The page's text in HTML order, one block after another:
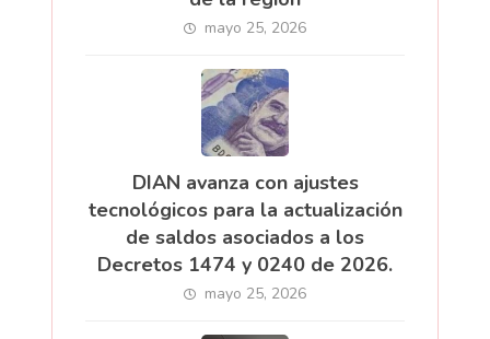
mayo 25, 2026
DIAN avanza con ajustes
tecnológicos para la actualización
de saldos asociados a los
Decretos 1474 y 0240 de 2026.
mayo 25, 2026